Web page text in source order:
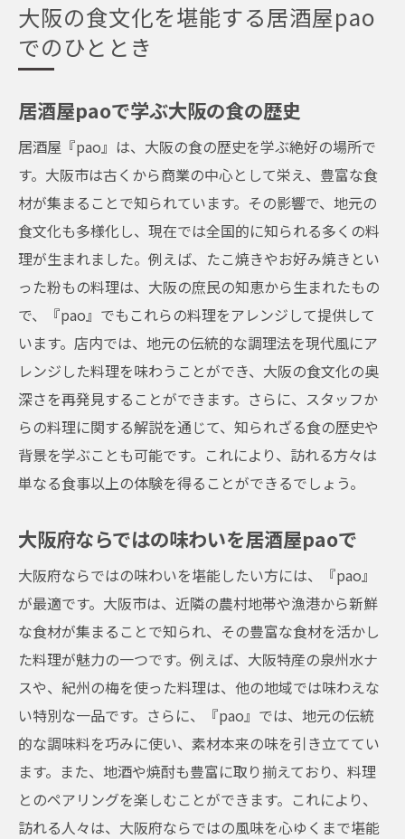
大阪の食文化を堪能する居酒屋pao
でのひととき
居酒屋paoで学ぶ大阪の食の歴史
居酒屋『pao』は、大阪の食の歴史を学ぶ絶好の場所で
す。大阪市は古くから商業の中心として栄え、豊富な食
材が集まることで知られています。その影響で、地元の
食文化も多様化し、現在では全国的に知られる多くの料
理が生まれました。例えば、たこ焼きやお好み焼きとい
った粉もの料理は、大阪の庶民の知恵から生まれたもの
で、『pao』でもこれらの料理をアレンジして提供して
います。店内では、地元の伝統的な調理法を現代風にア
レンジした料理を味わうことができ、大阪の食文化の奥
深さを再発見することができます。さらに、スタッフか
らの料理に関する解説を通じて、知られざる食の歴史や
背景を学ぶことも可能です。これにより、訪れる方々は
単なる食事以上の体験を得ることができるでしょう。
大阪府ならではの味わいを居酒屋paoで
大阪府ならではの味わいを堪能したい方には、『pao』
が最適です。大阪市は、近隣の農村地帯や漁港から新鮮
な食材が集まることで知られ、その豊富な食材を活かし
た料理が魅力の一つです。例えば、大阪特産の泉州水ナ
スや、紀州の梅を使った料理は、他の地域では味わえな
い特別な一品です。さらに、『pao』では、地元の伝統
的な調味料を巧みに使い、素材本来の味を引き立ててい
ます。また、地酒や焼酎も豊富に取り揃えており、料理
とのペアリングを楽しむことができます。これにより、
訪れる人々は、大阪府ならではの風味を心ゆくまで堪能